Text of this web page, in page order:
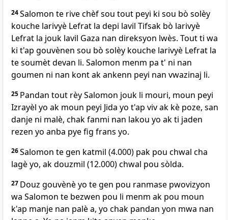
24Salomon te rive chèf sou tout peyi ki sou bò solèy
kouche larivyè Lefrat la depi lavil Tifsak bò larivyè
Lefrat la jouk lavil Gaza nan direksyon lwès. Tout ti wa
ki t'ap gouvènen sou bò solèy kouche larivyè Lefrat la
te soumèt devan li. Salomon menm pa t' ni nan
goumen ni nan kont ak ankenn peyi nan vwazinaj li.
25 Pandan tout rèy Salomon jouk li mouri, moun peyi
Izrayèl yo ak moun peyi Jida yo t'ap viv ak kè poze, san
danje ni malè, chak fanmi nan lakou yo ak ti jaden
rezen yo anba pye fig frans yo.
26Salomon te gen katmil (4.000) pak pou chwal cha
lagè yo, ak douzmil (12.000) chwal pou sòlda.
27 Douz gouvènè yo te gen pou ranmase pwovizyon
wa Salomon te bezwen pou li menm ak pou moun
k'ap manje nan palè a, yo chak pandan yon mwa nan